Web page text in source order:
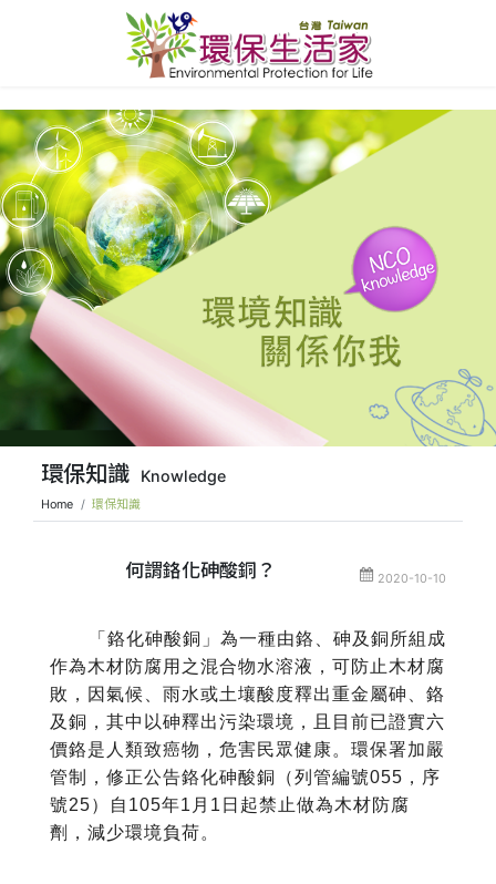
環保知識 Knowledge
Home 環保知識
何謂鉻化砷酸銅？ 2020-10-10
「鉻化砷酸銅」為一種由鉻、砷及銅所組成
作為木材防腐用之混合物水溶液，可防止木材腐
敗，因氣候、雨水或土壤酸度釋出重金屬砷、鉻
及銅，其中以砷釋出污染環境，且目前已證實六
價鉻是人類致癌物，危害民眾健康。環保署加嚴
管制，修正公告鉻化砷酸銅（列管編號055，序
號25）自105年1月1日起禁止做為木材防腐
劑，減少環境負荷。